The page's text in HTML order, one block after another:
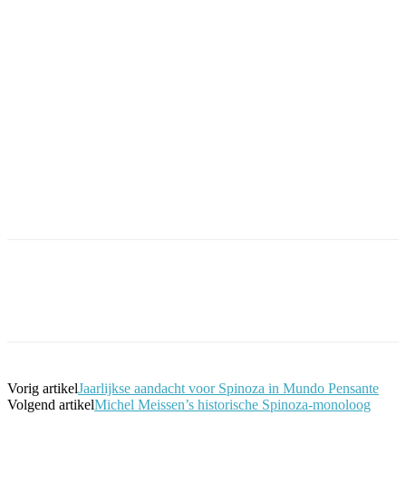
Vorig artikelJaarlijkse aandacht voor Spinoza in Mundo Pensante
Volgend artikelMichel Meissen’s historische Spinoza-monoloog